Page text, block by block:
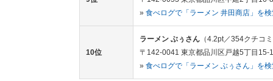
» 食べログで「ラーメン 井田商店」を
10位
ラーメン ぶぅさん （4.2pt／354クチコ
〒142-0041 東京都品川区戸越5丁目15-1
» 食べログで「ラーメン ぶぅさん」を